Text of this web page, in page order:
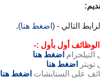
التالي - (اضغط هنا).
أول بأول :-
التيلجرام اضغط هنا
تويتر
اضغط هنا
على السنابشات اضغط هنا